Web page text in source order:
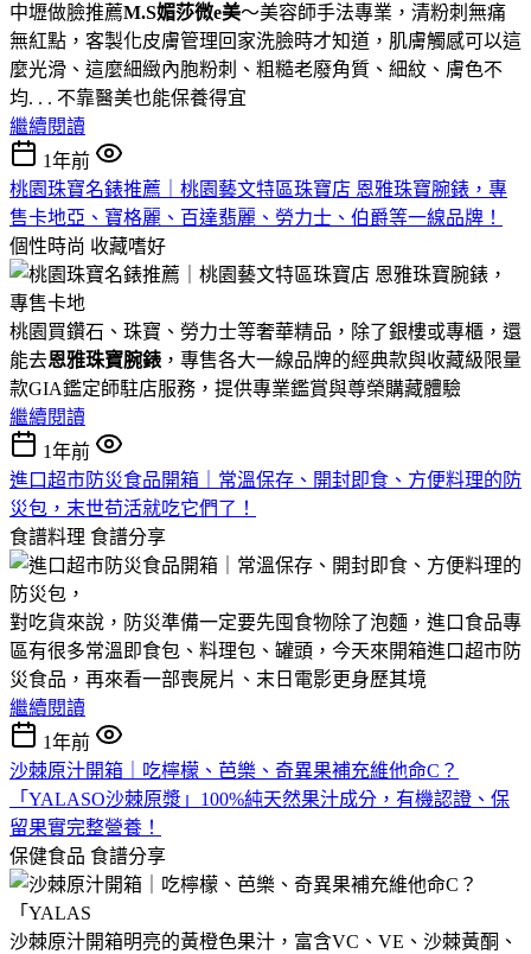
中壢做臉推薦M.S媚莎微e美～美容師手法專業，清粉刺無痛
無紅點，客製化皮膚管理回家洗臉時才知道，肌膚觸感可以這
麼光滑、這麼細緻內胞粉刺、粗糙老廢角質、細紋、膚色不
均. . . 不靠醫美也能保養得宜
繼續閱讀
1年前
桃園珠寶名錶推薦｜桃園藝文特區珠寶店 恩雅珠寶腕錶，專
售卡地亞、寶格麗、百達翡麗、勞力士、伯爵等一線品牌！
個性時尚 收藏嗜好
桃園買鑽石、珠寶、勞力士等奢華精品，除了銀樓或專櫃，還
能去恩雅珠寶腕錶 ，專售各大一線品牌的經典款與收藏級限量
款GIA鑑定師駐店服務，提供專業鑑賞與尊榮購藏體驗
繼續閱讀
1年前
進口超市防災食品開箱｜常溫保存、開封即食、方便料理的防
災包，末世苟活就吃它們了！
食譜料理 食譜分享
對吃貨來說，防災準備一定要先囤食物除了泡麵，進口食品專
區有很多常溫即食包、料理包、罐頭，今天來開箱進口超市防
災食品，再來看一部喪屍片、末日電影更身歷其境
繼續閱讀
1年前
沙棘原汁開箱｜吃檸檬、芭樂、奇異果補充維他命C？
「YALASO沙棘原漿」100%純天然果汁成分，有機認證、保
留果實完整營養！
保健食品 食譜分享
沙棘原汁開箱明亮的黃橙色果汁，富含VC、VE、沙棘黃酮、